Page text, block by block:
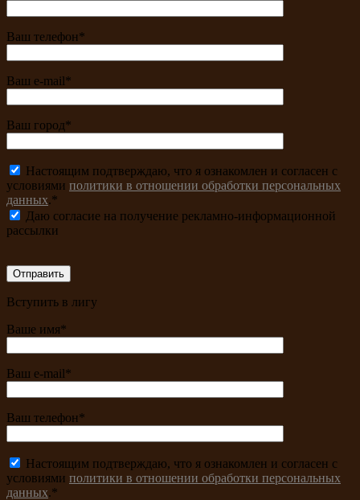
Ваш телефон*
Ваш e-mail*
Ваш город*
Настоящим подтверждаю, что я ознакомлен и согласен с
условиями политики в отношении обработки персональных
данных.*
Даю согласие на получение рекламно-информационной
рассылки
Вступить в лигу
Ваше имя*
Ваш e-mail*
Ваш телефон*
Настоящим подтверждаю, что я ознакомлен и согласен с
условиями политики в отношении обработки персональных
данных.*